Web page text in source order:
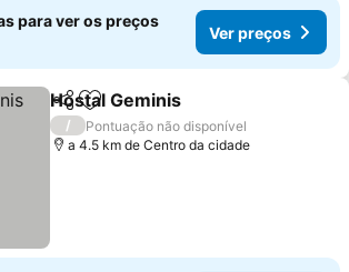
para ver os preços
Ver preços
PartilharAdicionar aos favoritos
Hostal Geminis
/
Pontuação não disponível
a 4.5 km de Centro da cidade